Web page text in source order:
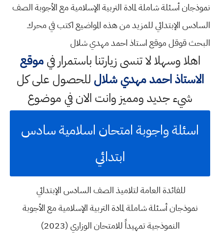
نموذجان أسئلة شاملة لمادة التربية الإسلامية مع الأجوبة الصف
السادس الإبتدائي للمزيد من هذه المواضيع اكتب في محرك
البحث قوقل موقع استاذ احمد مهدي شلال
اهلا وسهلالا تنسى زيارتنا باستمرار فيموقع
الاستاذ احمد مهدي شلال للحصول على كل
شيء جديد ومميز وانت الان في موضوع
اسئلة واجوبة امتحان اسلامية سادس
ابتدائي
للفائدة العامة لتلاميذ الصف السادس الإبتدائي
نموذجان أسئلة شاملة لمادة التربية الإسلامية مع الأجوبة
النموذجية تمهيداً للامتحان الوزاري (2023)